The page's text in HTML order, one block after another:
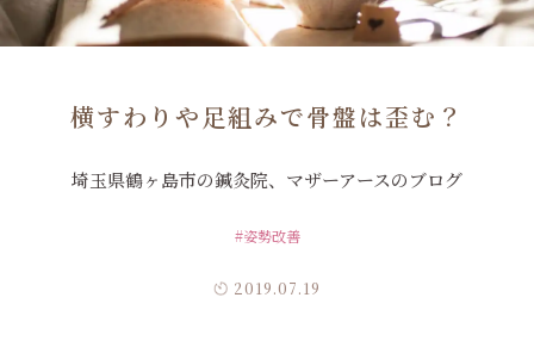
横すわりや足組みで骨盤は歪む？
埼玉県鶴ヶ島市の鍼灸院、マザーアースのブログ
#姿勢改善
2019.07.19